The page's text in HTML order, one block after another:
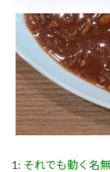
1: それでも動く名